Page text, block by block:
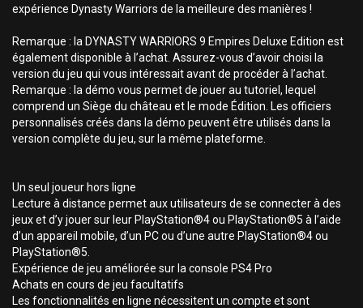
expérience Dynasty Warriors de la meilleure des manières !
Remarque : la DYNASTY WARRIORS 9 Empires Deluxe Edition est
également disponible à l’achat. Assurez-vous d’avoir choisi la
version du jeu qui vous intéressait avant de procéder à l’achat.
Remarque : la démo vous permet de jouer au tutoriel, lequel
comprend un Siège du château et le mode Édition. Les officiers
personnalisés créés dans la démo peuvent être utilisés dans la
version complète du jeu, sur la même plateforme.
Un seul joueur hors ligne
Lecture à distance permet aux utilisateurs de se connecter à des
jeux et d’y jouer sur leur PlayStation®4 ou PlayStation®5 à l’aide
d’un appareil mobile, d’un PC ou d’une autre PlayStation®4 ou
PlayStation®5.
Expérience de jeu améliorée sur la console PS4 Pro
Achats en cours de jeu facultatifs
Les fonctionnalités en ligne nécessitent un compte et sont